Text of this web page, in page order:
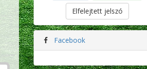
Elfelejtett jelszó
Facebook